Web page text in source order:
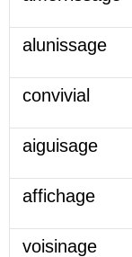
alunissage
convivial
aiguisage
affichage
voisinage